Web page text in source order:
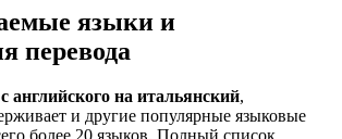
языки и
перевода
с английского на итальянский,
и другие популярные языковые